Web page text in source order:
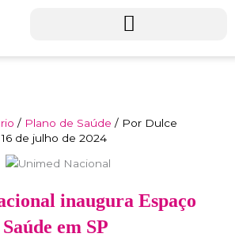
/ Plano de Saúde / Por Dulce
16 de julho de 2024
inaugura Espaço
Saúde em SP